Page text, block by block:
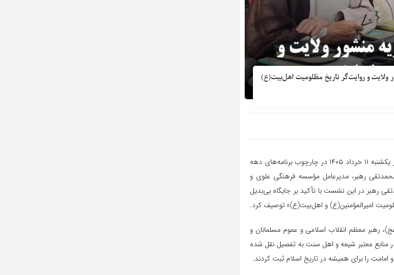
ولایت و روایت‌گر تاریخ مظلومیت اهل‌بیت(ع)
کمیته رسانه بنیاد بین‌المللی غدیر: نشست علمی تخصصی «زیارت غدیریه و آموزه‌های آن» روز یکشنبه ۱۱ خرداد ۱۴۰۵ در چارچوب برنامه‌های دهه
محمدتقی رهبر، مدیرعامل مؤسسه فرهنگی علوی و
رهبر در این نشست با تأکید بر جایگاه بی‌بدیل
امیرالمؤمنین(ع) و اهل‌بیت(ع)» توصیف کرد.
رهبر معظم انقلاب اسلامی و عموم مسلمانان و
منابع معتبر شیعه و اهل سنت به تفصیل نقل شده
را برای همیشه در تاریخ اسلام ثبت کردند.